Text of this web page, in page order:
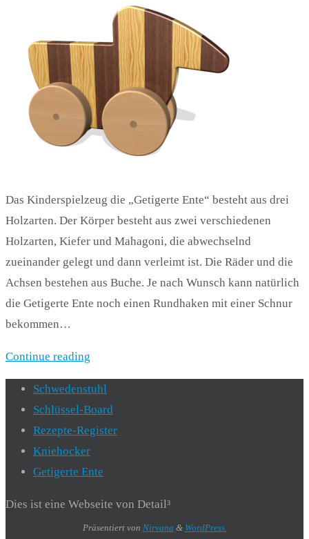
Das Kinderspielzeug die „Getigerte Ente“ besteht aus drei
Holzarten. Der Körper besteht aus zwei verschiedenen
Holzarten, Kiefer und Mahagoni, die abwechselnd
zueinander gelegt und dann verleimt ist. Die Räder und die
Achsen bestehen aus Buche. Je nach Wunsch kann natürlich
die Getigerte Ente noch einen Rundhaken mit einer Schnur
bekommen…
Continue reading
Schwedenstuhl
Schlüssel-Board
Rezepte-Register
Kniehocker
Getigerte Ente
Dies ist eine Webseite von Detail³
Präsentiert von Nirvana & WordPress.